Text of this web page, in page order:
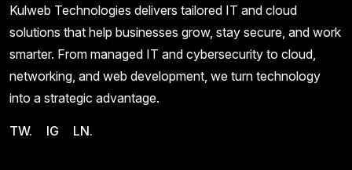
Kulweb Technologies delivers tailored IT and cloud
solutions that help businesses grow, stay secure, and work
smarter. From managed IT and cybersecurity to cloud,
networking, and web development, we turn technology
into a strategic advantage.
TW. IG LN.